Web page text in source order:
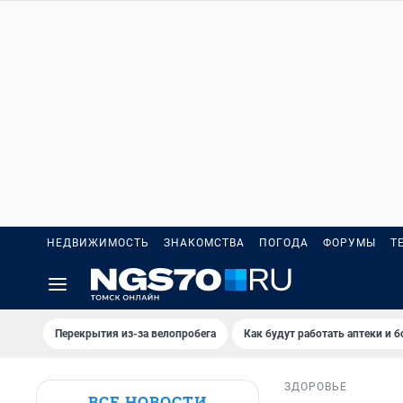
НЕДВИЖИМОСТЬ ЗНАКОМСТВА ПОГОДА ФОРУМЫ
Перекрытия из-за велопробега Как будут работать аптеки и
ЗДОРОВЬЕ